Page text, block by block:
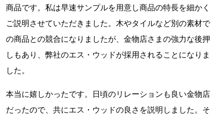
商品です。私は早速サンプルを用意し商品の特長を細かく
ご説明させていただきました。木やタイルなど別の素材で
の商品との競合になりましたが、金物店さまの強力な後押
しもあり、弊社のエス・ウッドが採用されることになりま
した。
本当に嬉しかったです。日頃のリレーションも良い金物店
だったので、共にエス・ウッドの良さを説明しました。そ